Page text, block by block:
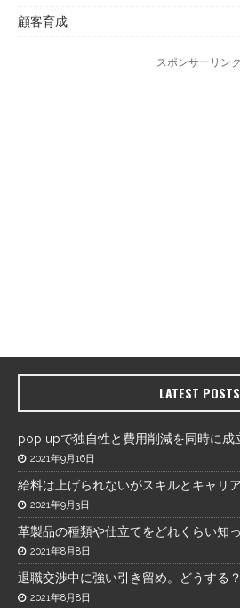
顧客育成
スポンサーリンク
LATEST POSTS
pop upで独自性と費用削減を同時に成
2021年9月16日
給料は上げられないがスキルとキャリ
2021年9月3日
革製品の種類や仕立てをどれくらい知
2021年8月8日
退職交渉中に強い引き留め。どうする？
2021年8月8日